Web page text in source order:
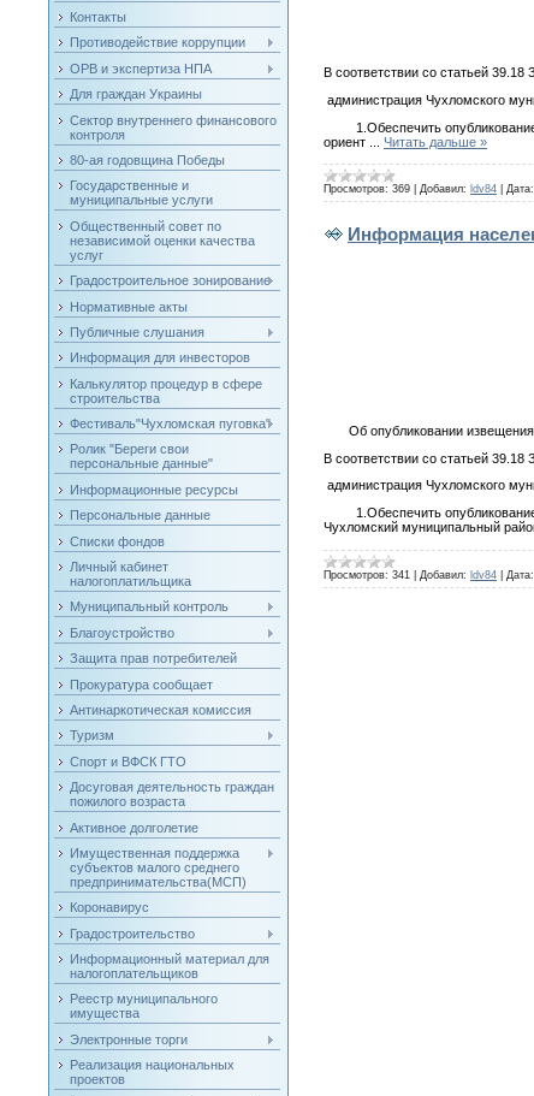
Контакты
Противодействие коррупции
ОРВ и экспертиза НПА
Для граждан Украины
Сектор внутреннего финансового
контроля
80-ая годовщина Победы
Государственные и
муниципальные услуги
Общественный совет по
независимой оценки качества
услуг
Градостроительное зонирование
Нормативные акты
Публичные слушания
Информация для инвесторов
Калькулятор процедур в сфере
строительства
Фестиваль"Чухломская пуговка"
Ролик "Береги свои
персональные данные"
Информационные ресурсы
Персональные данные
Списки фондов
Личный кабинет
налогоплатильщика
Муниципальный контроль
Благоустройство
Защита прав потребителей
Прокуратура сообщает
Антинаркотическая комиссия
Туризм
Спорт и ВФСК ГТО
Досуговая деятельность граждан
пожилого возраста
Активное долголетие
Имущественная поддержка
субъектов малого среднего
предпринимательства(МСП)
Коронавирус
Градостроительство
Информационный материал для
налогоплательщиков
Реестр муниципального
имущества
Электронные торги
Реализация национальных
проектов
В соответствии со статьей
администрация Чухломского
1.Обеспечить опубликование
ориент
Читать дальше »
Просмотров: 369 Добавил: ldv84 Дата:
Информация
Об опубликовании извещения
В соответствии со статьей 39.18
администрация Чухломского
1.Обеспечить опубликование
Чухломский муниципальный
Просмотров: 341 Добавил: ldv84 Дата: